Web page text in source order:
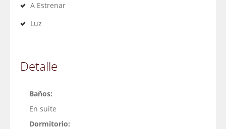
A Estrenar
Luz
Detalle
Baños:
En suite
Dormitorio: